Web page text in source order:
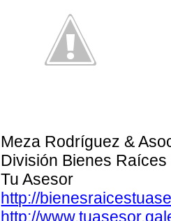
Meza Rodríguez &
División Bienes Raíces
Tu Asesor
http://
http://